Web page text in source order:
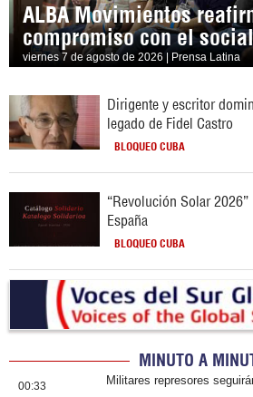
ALBA Movimientos
compromiso con el
viernes 7 de agosto de 2026 | Prensa Latina
Dirigente y escritor
legado de Fidel Castro
BLOQUEO CUBA
“Revolución Solar 2026”
España
BLOQUEO CUBA
MINUTO A
00:33 Militares represores